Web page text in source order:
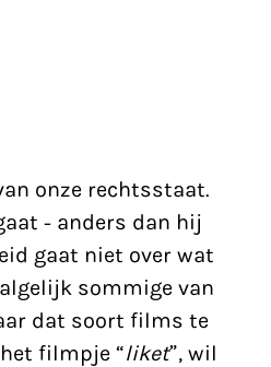
onze rechtsstaat.
- anders dan hij
gaat niet over wat
sommige van
dat soort films te
filmpje “liket”, wil